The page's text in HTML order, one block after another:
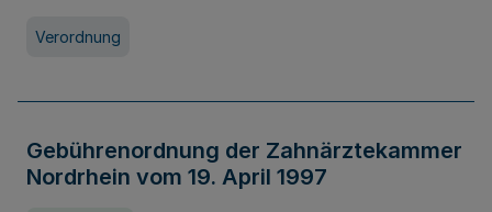
Verordnung
Gebührenordnung der Zahnärztekammer
Nordrhein vom 19. April 1997